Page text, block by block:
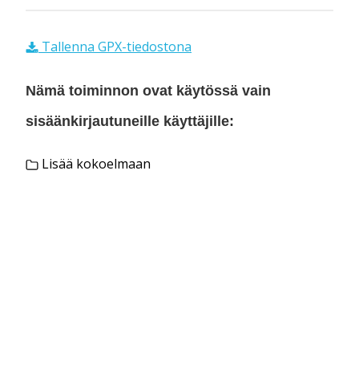
Tallenna GPX-tiedostona
Nämä toiminnon ovat käytössä vain
sisäänkirjautuneille käyttäjille:
Lisää kokoelmaan